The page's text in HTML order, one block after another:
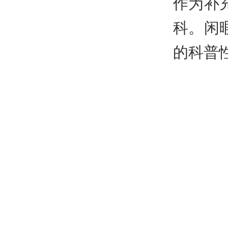
科。闲
的科普